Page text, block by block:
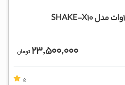
23,500,000 تومان
5